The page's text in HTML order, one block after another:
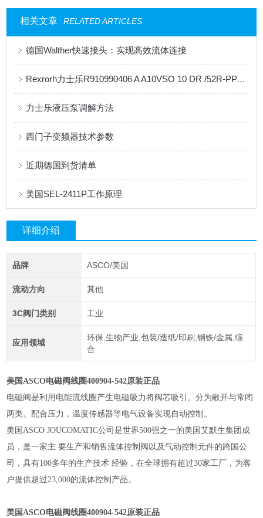
相关文章 RELATED ARTICLES
德国Walther快速接头：实现高效流体连接
Rexrorh力士乐R910990406 A A10VSO 10 DR /52R-PPA14N00柱塞泵
力士乐液压泵调解方法
西门子变频器技术参数
近期德国到货清单
美国SEL-2411P工作原理
详细介绍
品牌 ASCO/美国
流动方向 其他
3C阀门类别 工业
应用领域
环保,生物产业,包装/造纸/印刷,钢铁/金属,综
合
美国ASCO电磁阀线圈400904-542原装正品
电磁阀是利用电能流线圈产生电磁吸力将阀芯吸引。分为敞开与常闭
两类。配合压力，温度传感器等电气设备实现自动控制。
美国ASCO JOUCOMATIC公司是世界500强之一的美国艾默生集团成
员，是一家主 要生产和销售流体控制阀以及气动控制元件的跨国公
司，具有100多年的生产技术 经验，在全球拥有超过30家工厂，为客
户提供超过23,000的流体控制产品。
美国ASCO电磁阀线圈400904-542原装正品